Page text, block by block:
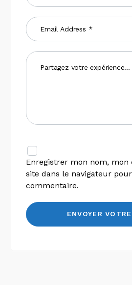
Enregistrer mon nom, mon
site dans le navigateur
commentaire.